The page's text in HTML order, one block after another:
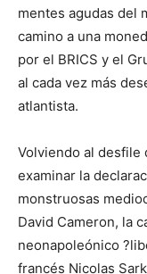
mentes agudas del
camino a una
por el BRICS y el
al cada vez más
atlantista.
Volviendo al desfile
examinar la
monstruosas
David Cameron, la
neonapoleónico
francés Nicolas